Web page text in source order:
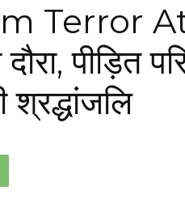
Terror
पीड़ित